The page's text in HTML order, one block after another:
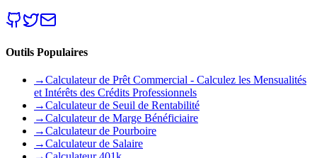
Outils Populaires
→Calculateur de Prêt Commercial - Calculez les Mensualités
et Intérêts des Crédits Professionnels
→Calculateur de Seuil de Rentabilité
→Calculateur de Marge Bénéficiaire
→Calculateur de Pourboire
→Calculateur de Salaire